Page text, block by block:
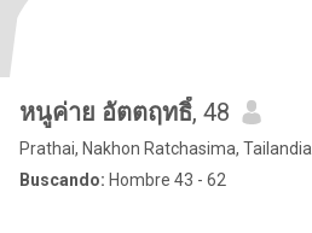
หนูค่าย อัตตฤทธิ์, 48
Prathai, Nakhon Ratchasima, Tailandia
Buscando: Hombre 43 - 62